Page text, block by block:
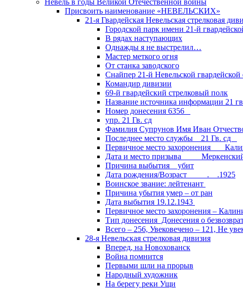
Присвоить наименование «НЕВЕЛЬСКИХ»
21-я Гвардейская Невельская стрелковая
Городской парк имени 21-й
В рядах наступающих
Однажды я не выстрелил…
Мастер меткого огня
От станка заводского
Снайпер 21-й Невельской гвардейской
Командир дивизии
69-й гвардейский стрелковый полк
Название источника информации 21
Номер донесения 6356
упр. 21 Гв. сд
Фамилия Супрунов Имя Иван
Последнее место службы 21 Гв. сд
Первичное место захоронения
Дата и место призыва Меркенский
Причина выбытия убит
Дата рождения/Возраст __.__.1925
Воинское звание: лейтенант
Причина убытия умер – от ран
Дата выбытия 19.12.1943
Первичное место захоронения –
Тип донесения Донесения о
Всего – 256, Увековечено – 121, Не
28-я Невельская стрелковая дивизия
Вперед, на Новохованск
Война помнится
Первыми шли на прорыв
Народный художник
На берегу реки Ущи